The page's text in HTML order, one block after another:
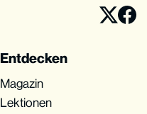
Entdecken
Magazin
Lektionen